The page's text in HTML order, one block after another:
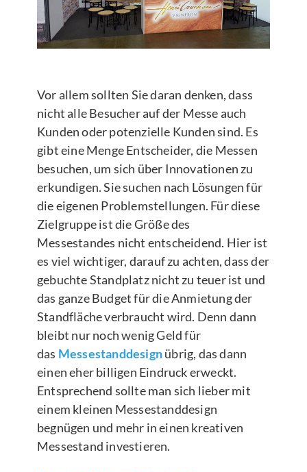
Vor allem sollten Sie daran denken, dass
nicht alle Besucher auf der Messe auch
Kunden oder potenzielle Kunden sind. Es
gibt eine Menge Entscheider, die Messen
besuchen, um sich über Innovationen zu
erkundigen. Sie suchen nach Lösungen für
die eigenen Problemstellungen. Für diese
Zielgruppe ist die Größe des
Messestandes nicht entscheidend. Hier ist
es viel wichtiger, darauf zu achten, dass der
gebuchte Standplatz nicht zu teuer ist und
das ganze Budget für die Anmietung der
Standfläche verbraucht wird. Denn dann
bleibt nur noch wenig Geld für
das Messestanddesignübrig, das dann
einen eher billigen Eindruck erweckt.
Entsprechend sollte man sich lieber mit
einem kleinen Messestanddesign
begnügen und mehr in einen kreativen
Messestand investieren.